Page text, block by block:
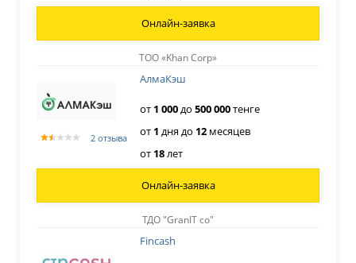
ТОО «Khan Corp»
Онлайн-заявка
2 отзыва
АлмаКэш
от 1 000до 500000тенге
от 1 днядо 12месяцев
от 18лет
ТДО "GranIT co"
Онлайн-заявка
Fincash